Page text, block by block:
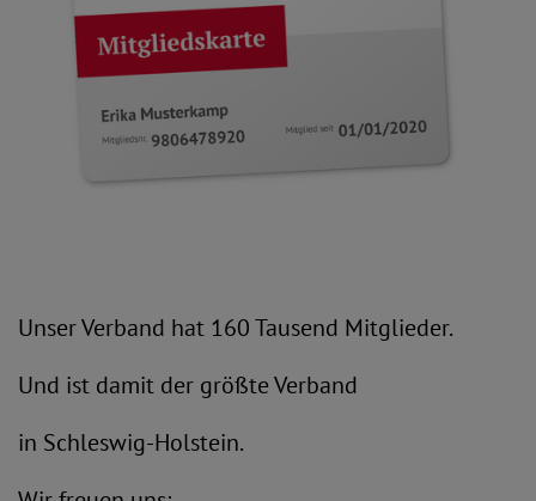
Unser Verband hat 160 Tausend Mitglieder.
Und ist damit der größte Verband
in Schleswig-Holstein.